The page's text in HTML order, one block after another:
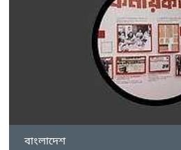
বাংলাদেশ